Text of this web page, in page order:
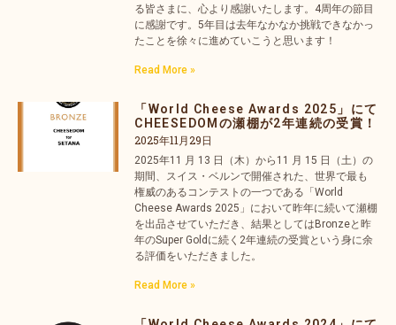
る皆さまに、心より感謝いたします。4周年の節目
に感謝です。5年目は去年なかなか挑戦できなかっ
たことを徐々に進めていこうと思います！
Read More »
「World Cheese Awards 2025」にて
CHEESEDOMの瀬棚が2年連続の受賞！
2025年11月29日
2025年11 月 13 日（木）から11 月 15 日（土）の
期間、スイス・ベルンで開催された、世界で最も
権威のあるコンテストの一つである「World
Cheese Awards 2025」において昨年に続いて瀬棚
を出品させていただき、結果としてはBronzeと昨
年のSuper Goldに続く2年連続の受賞という身に余
る評価をいただきました。
Read More »